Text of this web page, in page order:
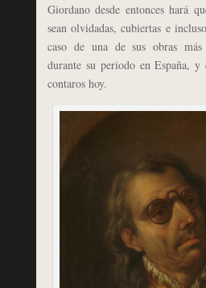
Giordano desde entonces hará
sean olvidadas, cubiertas e
caso de una de sus obras más
durante su periodo en España, y
contaros hoy.